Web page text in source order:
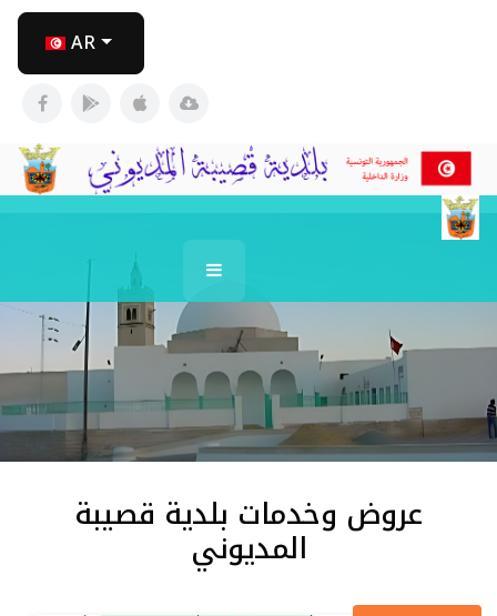
اختر لغتك
AR
عروض وخدمات بلدية قصيبة
المديوني